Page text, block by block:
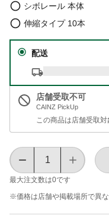
シボレール 本体
伸縮タイプ 10本
配送
店舗受取不可
CAINZ PickUp
この商品は店舗受取対
最大注文数は0です
※価格は​店舗や​掲載場所で​異な